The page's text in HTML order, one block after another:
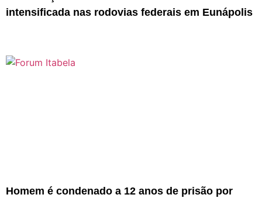
intensificada nas rodovias federais em Eunápolis
Homem é condenado a 12 anos de prisão por